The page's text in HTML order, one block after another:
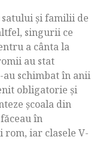
și familii de
singurii ce
a cânta la
au stat
schimbat în anii
obligatorie și
școala din
în
rom, iar clasele V-